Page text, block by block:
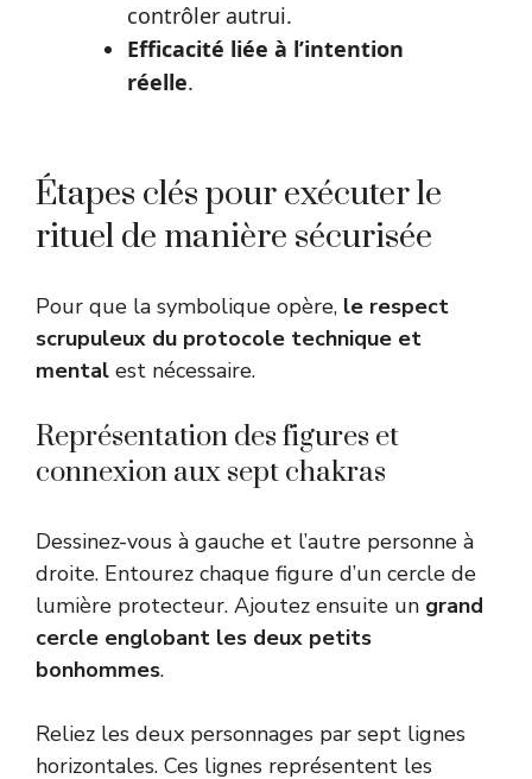
contrôler autrui.
Efficacité liée à l’intention
réelle.
Étapes clés pour exécuter le
rituel de manière sécurisée
Pour que la symbolique opère, le respect
scrupuleux du protocole technique et
mental est nécessaire.
Représentation des figures et
connexion aux sept chakras
Dessinez-vous à gauche et l’autre personne à
droite. Entourez chaque figure d’un cercle de
lumière protecteur. Ajoutez ensuite un grand
cercle englobant les deux petits
bonhommes.
Reliez les deux personnages par sept lignes
horizontales. Ces lignes représentent les